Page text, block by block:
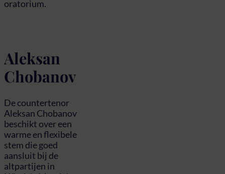
oratorium.
Aleksan
Chobanov
De countertenor
Aleksan Chobanov
beschikt over een
warme en flexibele
stem die goed
aansluit bij de
altpartijen in